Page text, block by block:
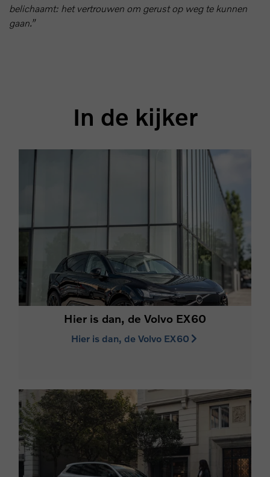
belichaamt: het vertrouwen om gerust op weg te kunnen
gaan.”
In de kijker
Hier is dan, de Volvo EX60
Hier is dan, de Volvo EX60